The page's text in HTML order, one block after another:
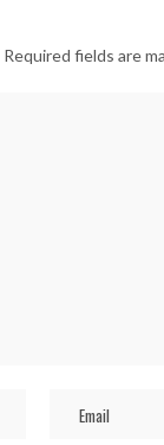
Required fields are